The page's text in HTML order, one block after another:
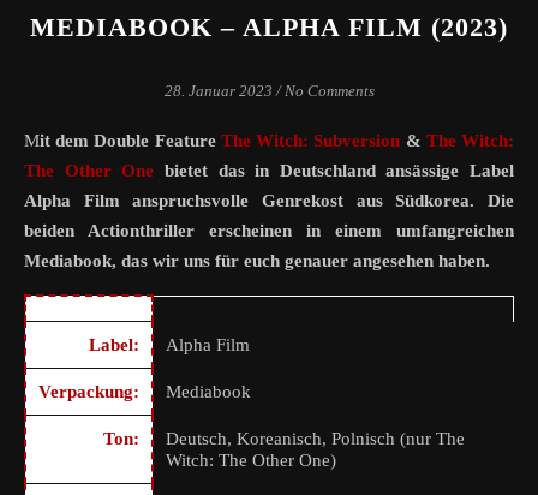
MEDIABOOK – ALPHA FILM (2023)
28. Januar 2023 / No Comments
Mit dem Double Feature The Witch: Subversion & The Witch:
The Other One bietet das in Deutschland ansässige Label
Alpha Film anspruchsvolle Genrekost aus Südkorea. Die
beiden Actionthriller erscheinen in einem umfangreichen
Mediabook, das wir uns für euch genauer angesehen haben.
Label: Alpha Film
Verpackung: Mediabook
Ton:
Deutsch, Koreanisch, Polnisch (nur The
Witch: The Other One)